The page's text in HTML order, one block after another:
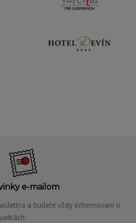
e-mailom
a budete vždy informovaní o